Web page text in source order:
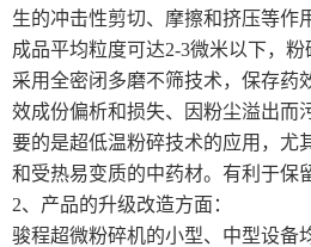
生的冲击性剪切、摩擦和挤压等作
成品平均粒度可达2-3微米以下，粉
采用全密闭多磨不筛技术，保存药
效成份偏析和损失、因粉尘溢出而
要的是超低温粉碎技术的应用，尤
和受热易变质的中药材。有利于保
2、产品的升级改造方面：
骏程超微粉碎机的小型、中型设备